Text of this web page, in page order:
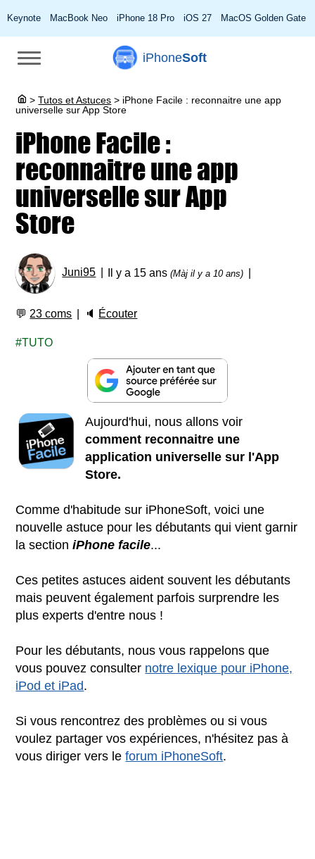
Keynote MacBook Neo iPhone 18 Pro iOS 27 MacOS Golden Gate
iPhoneSoft
> Tutos et Astuces > iPhone Facile : reconnaitre une app
universelle sur App Store
iPhone Facile :
reconnaitre une app
universelle sur App
Store
Juni95 Il y a 15 ans(Màj il y a 10 ans)
💬 23 coms 🔈 Écouter
TUTO
Aujourd'hui, nous allons voir
comment reconnaitre une
application universelle sur l'App
Store.
Comme d'habitude sur iPhoneSoft, voici une
nouvelle astuce pour les débutants qui vient garnir
la sectioniPhone facile...
Ces petites astuces aident souvent les débutants
mais peuvent également parfois surprendre les
plus experts d'entre nous !
Pour les débutants, nous vous rappelons que
vous pouvez consulter notre lexique pour iPhone,
iPod et iPad.
Si vous rencontrez des problèmes ou si vous
voulez partager vos expériences, n'hésitez pas à
vous diriger vers leforum iPhoneSoft.